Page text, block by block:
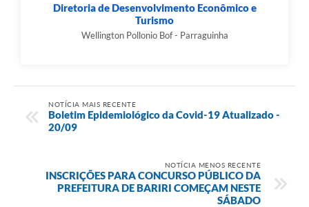
Diretoria de Desenvolvimento Econômico e
Turismo
Wellington Pollonio Bof - Parraguinha
NOTÍCIA MAIS RECENTE
Boletim Epidemiológico da Covid-19 Atualizado -
20/09
NOTÍCIA MENOS RECENTE
INSCRIÇÕES PARA CONCURSO PÚBLICO DA
PREFEITURA DE BARIRI COMEÇAM NESTE
SÁBADO